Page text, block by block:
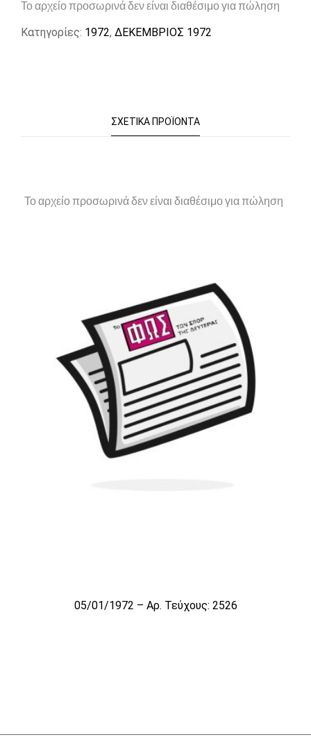
Το αρχείο προσωρινά δεν είναι διαθέσιμο για πώληση
Κατηγορίες: 1972, ΔΕΚΕΜΒΡΙΟΣ 1972
ΣΧΕΤΙΚΆ ΠΡΟΪΌΝΤΑ
Το αρχείο προσωρινά δεν είναι διαθέσιμο για πώληση
05/01/1972 – Αρ. Τεύχους: 2526